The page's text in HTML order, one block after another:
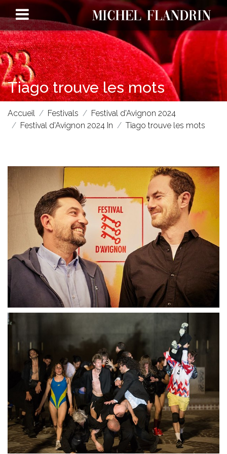
Tiago trouve les mots
Accueil Festivals
Festival d'Avignon 2024
Festival d'Avignon 2024 In
Tiago trouve les mots